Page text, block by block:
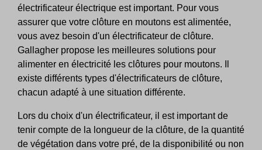
électrificateur électrique est important. Pour vous
assurer que votre clôture en moutons est alimentée,
vous avez besoin d'un électrificateur de clôture.
Gallagher propose les meilleures solutions pour
alimenter en électricité les clôtures pour moutons. Il
existe différents types d'électrificateurs de clôture,
chacun adapté à une situation différente.
Lors du choix d'un électrificateur, il est important de
tenir compte de la longueur de la clôture, de la quantité
de végétation dans votre pré, de la disponibilité ou non